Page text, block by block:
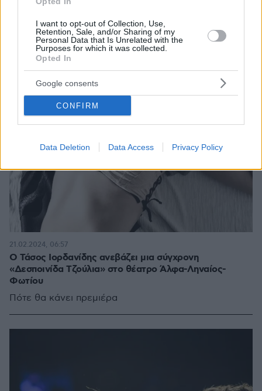
I want to opt-out of Collection, Use,
Retention, Sale, and/or Sharing of my
Personal Data that Is Unrelated with the
Purposes for which it was collected.
Opted In
Google consents
CONFIRM
Data Deletion Data Access Privacy Policy
Ο Τάσος Ιορδανίδης ανεβάζει μια σύγχρονη
«Δεσποινίδα Τζούλια» στο θέατρο Άλφα-Ληναίος-
Φωτίου
Πότε θα κάνει πρεμιέρα
21.02.2024, 06:57